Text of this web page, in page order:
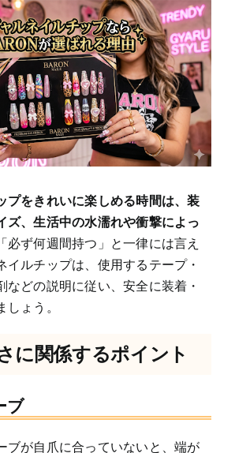
プをきれいに楽しめる時間は、装
ズ、生活中の水濡れや衝撃によっ
「必ず何週間持つ」と一律には言え
イルチップは、使用するテープ・
などの説明に従い、安全に装着・
ょう。
に関係するポイント
ブ
ブが自爪に合っていないと、端が